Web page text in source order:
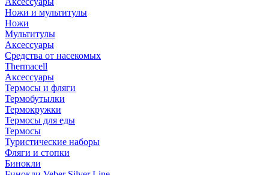
Ножи и мультитулы
Ножи
Мультитулы
Аксессуары
Средства от насекомых
Thermacell
Аксессуары
Термосы и фляги
Термобутылки
Термокружки
Термосы для еды
Термосы
Туристические наборы
Фляги и стопки
Бинокли